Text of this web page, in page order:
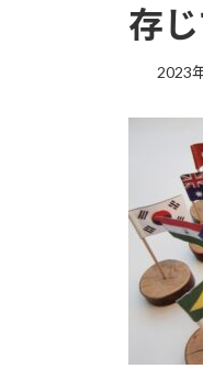
存
2023